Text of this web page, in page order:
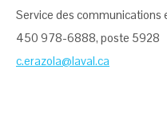
Service des
450 978-6888, poste 5928
c.erazola@laval.ca